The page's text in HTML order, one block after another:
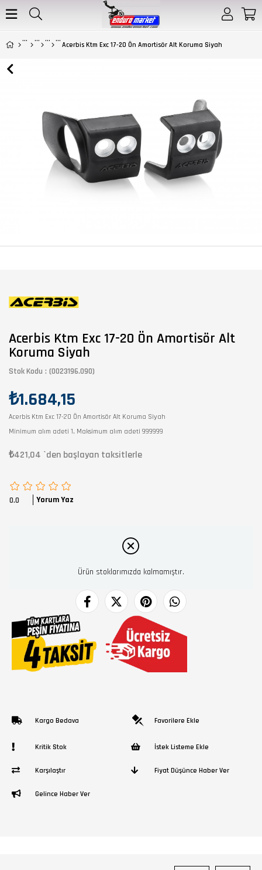
Acerbis Ktm Exc 17-20 Ön Amortisör Alt Koruma Siyah
Acerbis Ktm Exc 17-20 Ön Amortisör Alt
Koruma Siyah
Stok Kodu (0023196.090)
₺1.684,15
Acerbis Ktm Exc 17-20 Ön Amortisör Alt Koruma Siyah
Minimum alım adeti 1, Maksimum alım adeti 999999
₺421,04 `den başlayan taksitlerle
0.0 Yorum Yaz
Ürün stoklarımızda kalmamıştır.
Kargo Bedava Favorilere Ekle
Kritik Stok İstek Listeme Ekle
Karşılaştır Fiyat Düşünce Haber Ver
Gelince Haber Ver